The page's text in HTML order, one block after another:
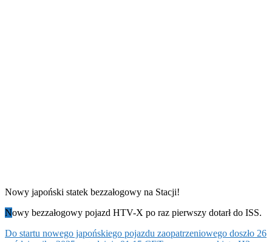
Nowy japoński statek bezzałogowy na Stacji!
Nowy bezzałogowy pojazd HTV-X po raz pierwszy dotarł do ISS.
Do startu nowego japońskiego pojazdu zaopatrzeniowego doszło 26